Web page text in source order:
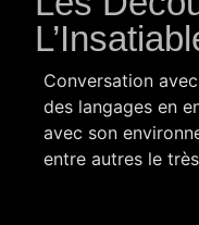
Conversation
des langages en
avec son
entre autres le